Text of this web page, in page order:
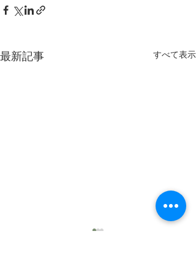
最新記事 すべて表示